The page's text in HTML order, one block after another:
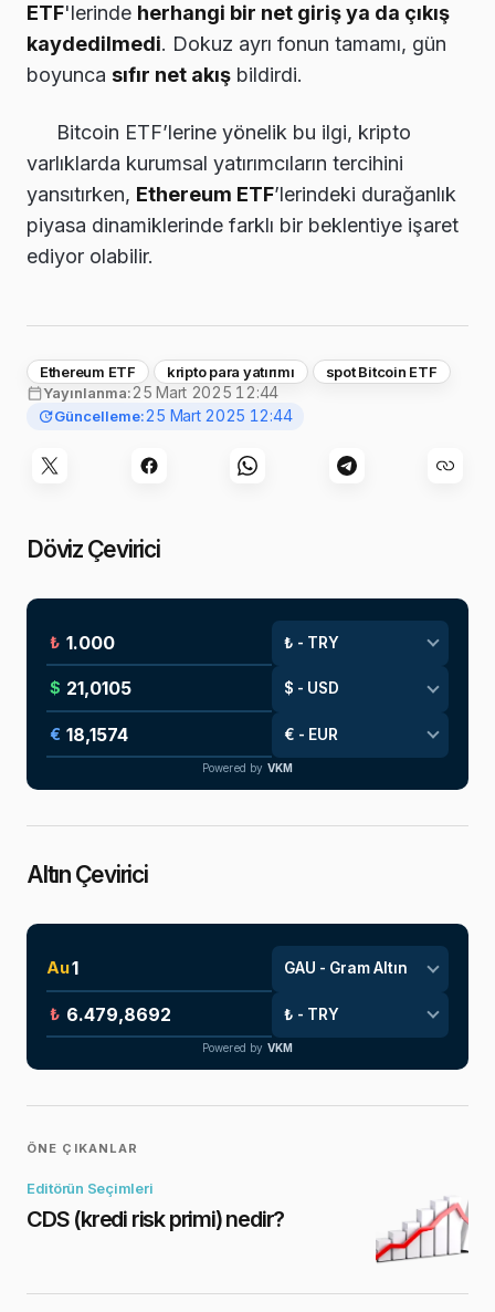
ETF'lerinde herhangi bir net giriş ya da çıkış
kaydedilmedi. Dokuz ayrı fonun tamamı, gün
boyunca sıfır net akış bildirdi.
Bitcoin ETF’lerine yönelik bu ilgi, kripto
varlıklarda kurumsal yatırımcıların tercihini
yansıtırken, Ethereum ETF’lerindeki durağanlık
piyasa dinamiklerinde farklı bir beklentiye işaret
ediyor olabilir.
Ethereum ETF kripto para yatırımı
spot Bitcoin ETF
Yayınlanma:25 Mart 2025 12:44
Güncelleme:25 Mart 2025 12:44
Döviz Çevirici
₺
$
€
Powered by VKM
Altın Çevirici
Au
₺
Powered by VKM
ÖNE ÇIKANLAR
Editörün Seçimleri
CDS (kredi risk primi) nedir?